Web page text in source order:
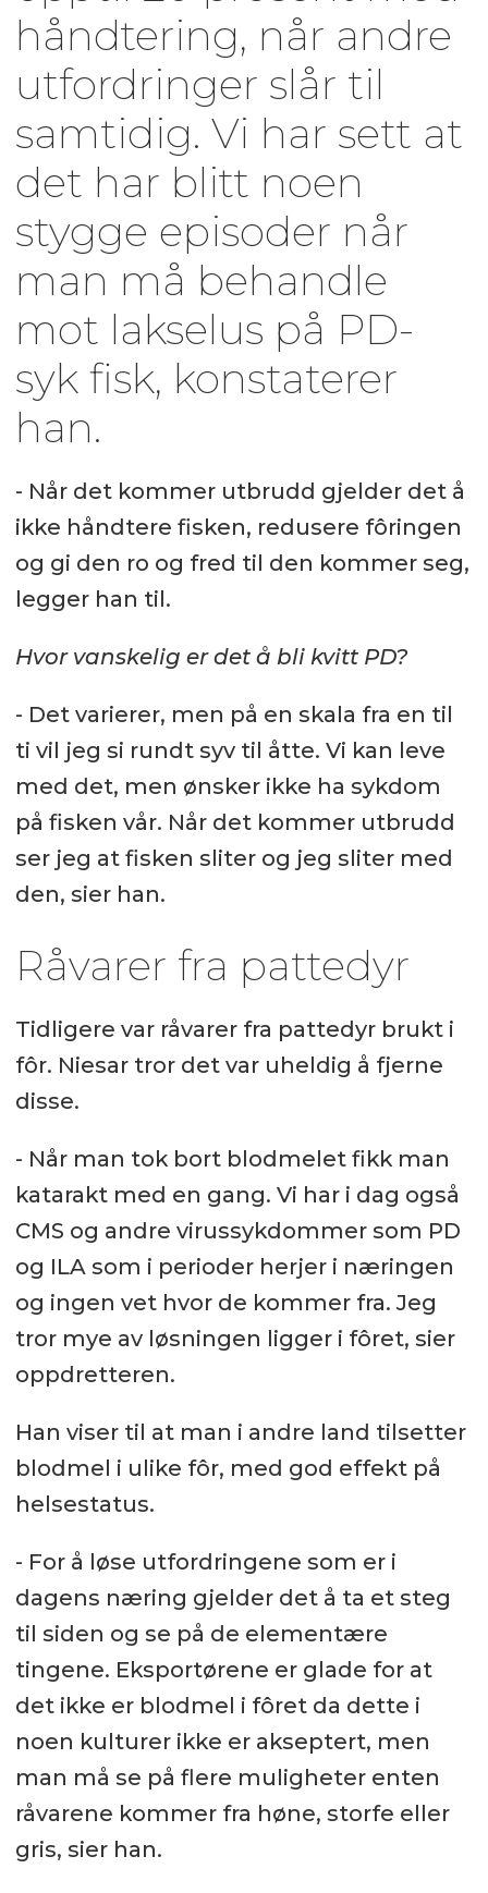
håndtering, når andre
utfordringer slår til
samtidig. Vi har sett at
det har blitt noen
stygge episoder når
man må behandle
mot lakselus på PD-
syk fisk, konstaterer
han.
- Når det kommer utbrudd gjelder det å
ikke håndtere fisken, redusere fôringen
og gi den ro og fred til den kommer seg,
legger han til.
Hvor vanskelig er det å bli kvitt PD?
- Det varierer, men på en skala fra en til
ti vil jeg si rundt syv til åtte. Vi kan leve
med det, men ønsker ikke ha sykdom
på fisken vår. Når det kommer utbrudd
ser jeg at fisken sliter og jeg sliter med
den, sier han.
Råvarer fra pattedyr
Tidligere var råvarer fra pattedyr brukt i
fôr. Niesar tror det var uheldig å fjerne
disse.
- Når man tok bort blodmelet fikk man
katarakt med en gang. Vi har i dag også
CMS og andre virussykdommer som PD
og ILA som i perioder herjer i næringen
og ingen vet hvor de kommer fra. Jeg
tror mye av løsningen ligger i fôret, sier
oppdretteren.
Han viser til at man i andre land tilsetter
blodmel i ulike fôr, med god effekt på
helsestatus.
- For å løse utfordringene som er i
dagens næring gjelder det å ta et steg
til siden og se på de elementære
tingene. Eksportørene er glade for at
det ikke er blodmel i fôret da dette i
noen kulturer ikke er akseptert, men
man må se på flere muligheter enten
råvarene kommer fra høne, storfe eller
gris, sier han.